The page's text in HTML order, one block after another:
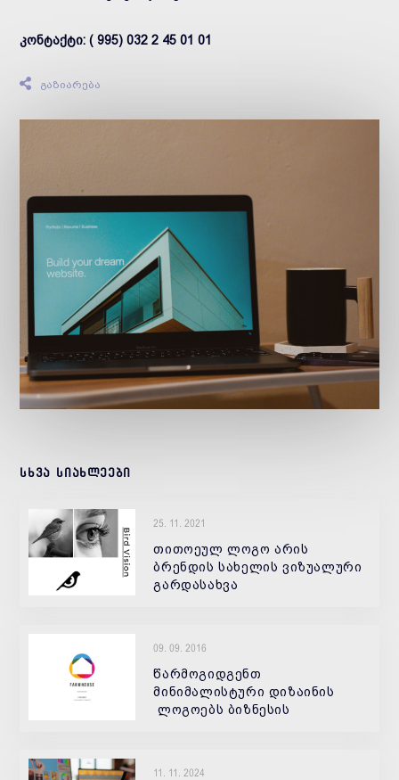
კონტაქტი: ( 995) 032 2 45 01 01
გაზიარება
სხვა სიახლეები
25. 11. 2021
თითოეულ ლოგო არის
ბრენდის სახელის ვიზუალური
გარდასახვა
09. 09. 2016
წარმოგიდგენთ
მინიმალისტური დიზაინის
ლოგოებს ბიზნესის
11. 11. 2024